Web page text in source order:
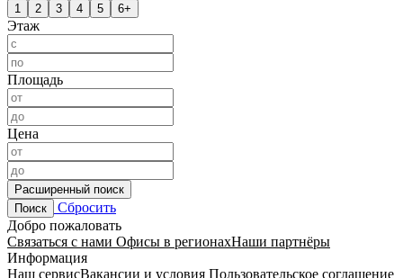
1 2 3 4 5 6+
Этаж
Площадь
Цена
Расширенный поиск
Поиск
Сбросить
Добро пожаловать
Связаться с нами Офисы в регионахНаши партнёры
Информация
Наш сервисВакансии и условия Пользовательское соглашение